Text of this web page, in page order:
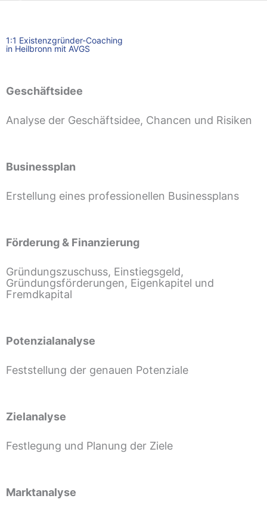
1:1 Existenzgründer-Coaching
in Heilbronn mit AVGS
Geschäftsidee
Analyse der Geschäftsidee, Chancen und Risiken
Businessplan
Erstellung eines professionellen Businessplans
Förderung & Finanzierung
Gründungszuschuss, Einstiegsgeld,
Gründungsförderungen, Eigenkapitel und
Fremdkapital
Potenzialanalyse
Feststellung der genauen Potenziale
Zielanalyse
Festlegung und Planung der Ziele
Marktanalyse